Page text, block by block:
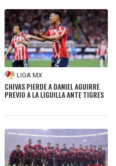
LIGA MX
CHIVAS PIERDE A DANIEL AGUIRRE
PREVIO A LA LIGUILLA ANTE TIGRES